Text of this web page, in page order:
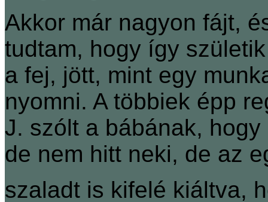
Akkor már nagyon fájt,
tudtam, hogy így
a fej, jött, mint egy
nyomni. A többiek épp
J. szólt a bábának,
de nem hitt neki, de az
szaladt is kifelé kiáltva,